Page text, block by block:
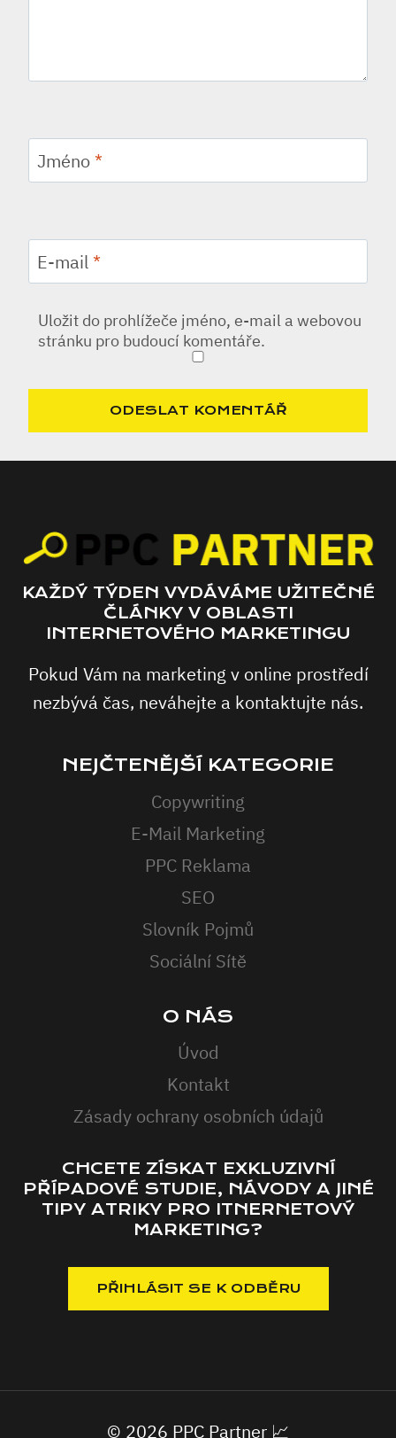
Jméno *
E-mail *
Uložit do prohlížeče jméno, e-mail a webovou
stránku pro budoucí komentáře.
KAŽDÝ TÝDEN VYDÁVÁME UŽITEČNÉ
ČLÁNKY V OBLASTI
INTERNETOVÉHO MARKETINGU
Pokud Vám na marketing v online prostředí
nezbývá čas, neváhejte a kontaktujte nás.
NEJČTENĚJŠÍ KATEGORIE
Copywriting
E-Mail Marketing
PPC Reklama
SEO
Slovník Pojmů
Sociální Sítě
O NÁS
Úvod
Kontakt
Zásady ochrany osobních údajů
CHCETE ZÍSKAT EXKLUZIVNÍ
PŘÍPADOVÉ STUDIE, NÁVODY A JINÉ
TIPY ATRIKY PRO ITNERNETOVÝ
MARKETING?
© 2026 PPC Partner 📈